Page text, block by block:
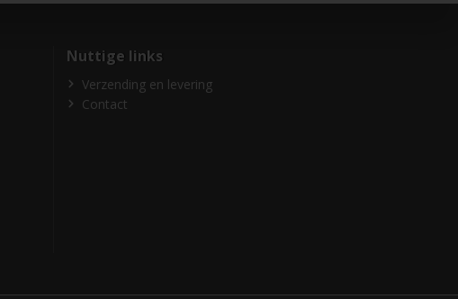
Nuttige links
Verzending en levering
Contact